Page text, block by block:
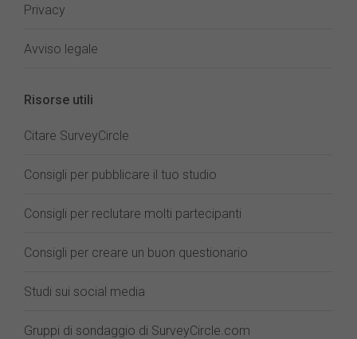
Privacy
Avviso legale
Risorse utili
Citare SurveyCircle
Consigli per pubblicare il tuo studio
Consigli per reclutare molti partecipanti
Consigli per creare un buon questionario
Studi sui social media
Gruppi di sondaggio di SurveyCircle.com